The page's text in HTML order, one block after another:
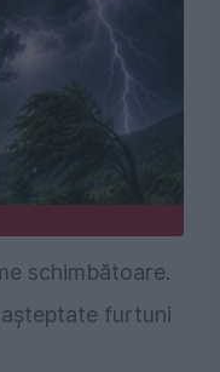
schimbătoare.
furtuni